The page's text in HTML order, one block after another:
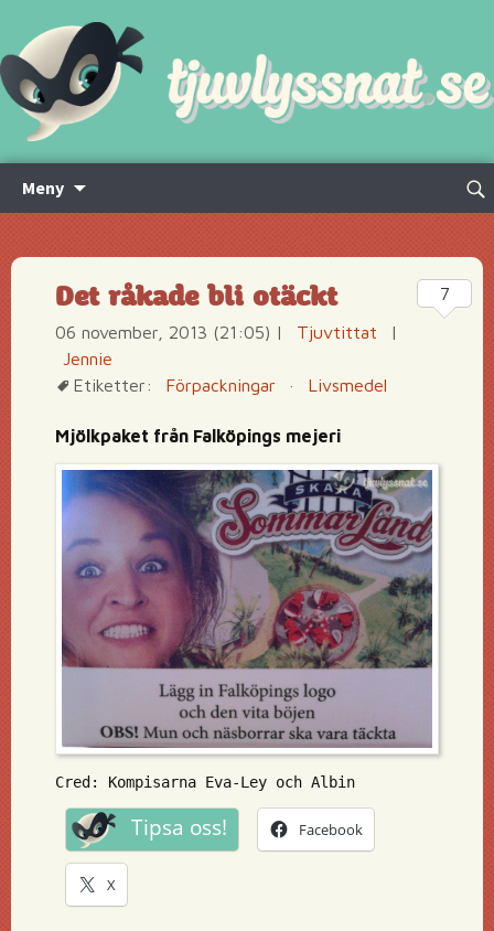
Meny
innehåll
Sök
Det råkade bli otäckt
06 november, 2013 (21:05) | Tjuvtittat
|
Jennie
Etiketter:
Förpackningar · Livsmedel
Mjölkpaket från Falköpings mejeri
Cred: Kompisarna Eva-Ley och Albin
Tipsa oss! Facebook
X
7